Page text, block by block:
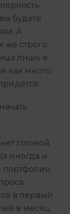
будете
А
же строго,
лишь в
как много
готовой
иногда и
портфолио,
в первый
в месяц.